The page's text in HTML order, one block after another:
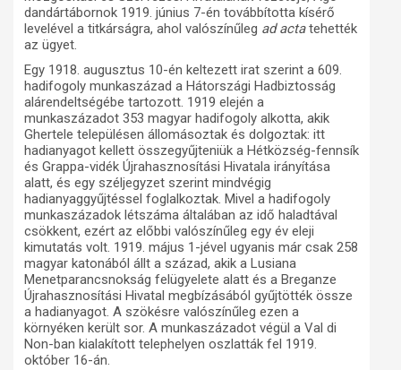
dandártábornok 1919. június 7-én továbbította kísérő
levelével a titkárságra, ahol valószínűleg ad actatehették
az ügyet.
Egy 1918. augusztus 10-én keltezett irat szerint a 609.
hadifogoly munkaszázad a Hátországi Hadbiztosság
alárendeltségébe tartozott. 1919 elején a
munkaszázadot 353 magyar hadifogoly alkotta, akik
Ghertele településen állomásoztak és dolgoztak: itt
hadianyagot kellett összegyűjteniük a Hétközség-fennsík
és Grappa-vidék Újrahasznosítási Hivatala irányítása
alatt, és egy széljegyzet szerint mindvégig
hadianyaggyűjtéssel foglalkoztak. Mivel a hadifogoly
munkaszázadok létszáma általában az idő haladtával
csökkent, ezért az előbbi valószínűleg egy év eleji
kimutatás volt. 1919. május 1-jével ugyanis már csak 258
magyar katonából állt a század, akik a Lusiana
Menetparancsnokság felügyelete alatt és a Breganze
Újrahasznosítási Hivatal megbízásából gyűjtötték össze
a hadianyagot. A szökésre valószínűleg ezen a
környéken került sor. A munkaszázadot végül a Val di
Non-ban kialakított telephelyen oszlatták fel 1919.
október 16-án.